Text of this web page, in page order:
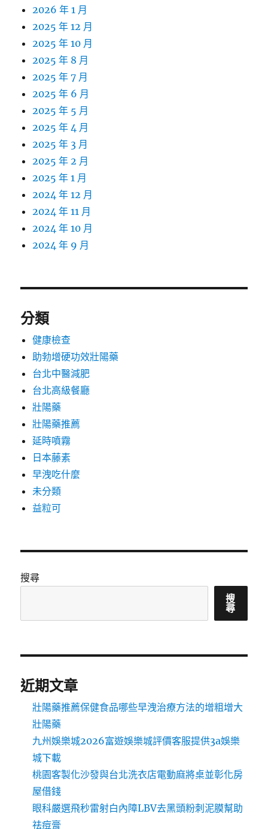
2026 年 1 月
2025 年 12 月
2025 年 10 月
2025 年 8 月
2025 年 7 月
2025 年 6 月
2025 年 5 月
2025 年 4 月
2025 年 3 月
2025 年 2 月
2025 年 1 月
2024 年 12 月
2024 年 11 月
2024 年 10 月
2024 年 9 月
分類
健康檢查
助勃增硬功效壯陽藥
台北中醫減肥
台北高級餐廳
壯陽藥
壯陽藥推薦
延時噴霧
日本藤素
早洩吃什麼
未分類
益粒可
搜尋
搜
尋
近期文章
壯陽藥推薦保健食品哪些早洩治療方法的增粗增大
壯陽藥
九州娛樂城2026富遊娛樂城評價客服提供3a娛樂
城下載
桃園客製化沙發與台北洗衣店電動麻將桌並彰化房
屋借錢
眼科嚴選飛秒雷射白內障LBV去黑頭粉刺泥膜幫助
祛痘膏